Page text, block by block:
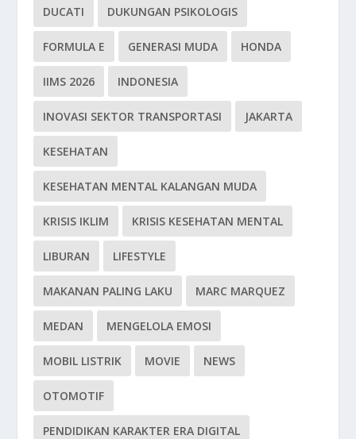
DUCATI DUKUNGAN PSIKOLOGIS
FORMULA E GENERASI MUDA HONDA
IIMS 2026 INDONESIA
INOVASI SEKTOR TRANSPORTASI JAKARTA
KESEHATAN
KESEHATAN MENTAL KALANGAN MUDA
KRISIS IKLIM KRISIS KESEHATAN MENTAL
LIBURAN LIFESTYLE
MAKANAN PALING LAKU MARC MARQUEZ
MEDAN MENGELOLA EMOSI
MOBIL LISTRIK MOVIE NEWS
OTOMOTIF
PENDIDIKAN KARAKTER ERA DIGITAL